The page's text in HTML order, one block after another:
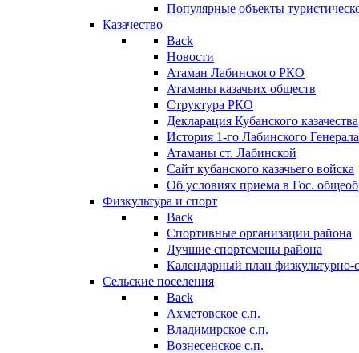
Популярные объекты
Казачество
Back
Новости
Атаман Лабинского РКО
Атаманы казачьих обществ
Структура РКО
Декларация Кубанского казачества
История 1-го Лабинского
Атаманы ст. Лабинской
Cайт кубанского казачьего войска
Об условиях приема в Гос.
Физкультура и спорт
Back
Спортивные организации района
Лучшие спортсмены района
Календарный план
Сельские поселения
Back
Ахметовское с.п.
Владимирское с.п.
Вознесенское с.п.